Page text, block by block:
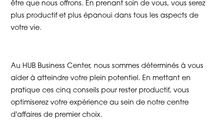
être que nous offrons. En prenant soin de vous, vous serez
plus productif et plus épanoui dans tous les aspects de
votre vie.
Au HUB Business Center, nous sommes déterminés à vous
aider à atteindre votre plein potentiel. En mettant en
pratique ces cinq conseils pour rester productif, vous
optimiserez votre expérience au sein de notre centre
d'affaires de premier choix.